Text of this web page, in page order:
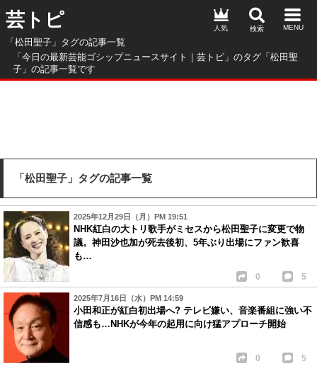
芸トピ
「松田聖子」タグの記事一覧
「今日の最新芸能ゴシップニュースサイト｜芸トピ」のタグ「松田聖
子」の記事一覧です
人気
「松田聖子」タグの記事一覧
2025年12月29日（月）PM 19:51
NHK紅白の大トリ歌手がミセスから松田聖子に変更で物
議。神田沙也加が死去後初、5年ぶり出場にファン歓喜
も…
0 5
2025年7月16日（水）PM 14:59
小田和正が紅白初出場へ? テレビ嫌い、音楽番組に強い不
信感も…NHKが今年の起用に向け猛アプローチ開始
0 5